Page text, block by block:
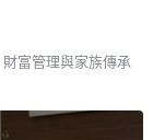
財富管理與家族傳承